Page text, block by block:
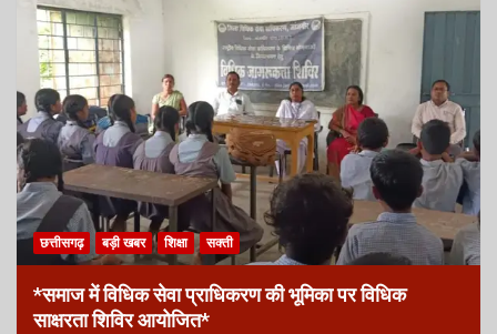
छत्तीसगढ़ बड़ी खबर शिक्षा सक्ती
*समाज में विधिक सेवा प्राधिकरण की भूमिका पर विधिक
साक्षरता शिविर आयोजित*